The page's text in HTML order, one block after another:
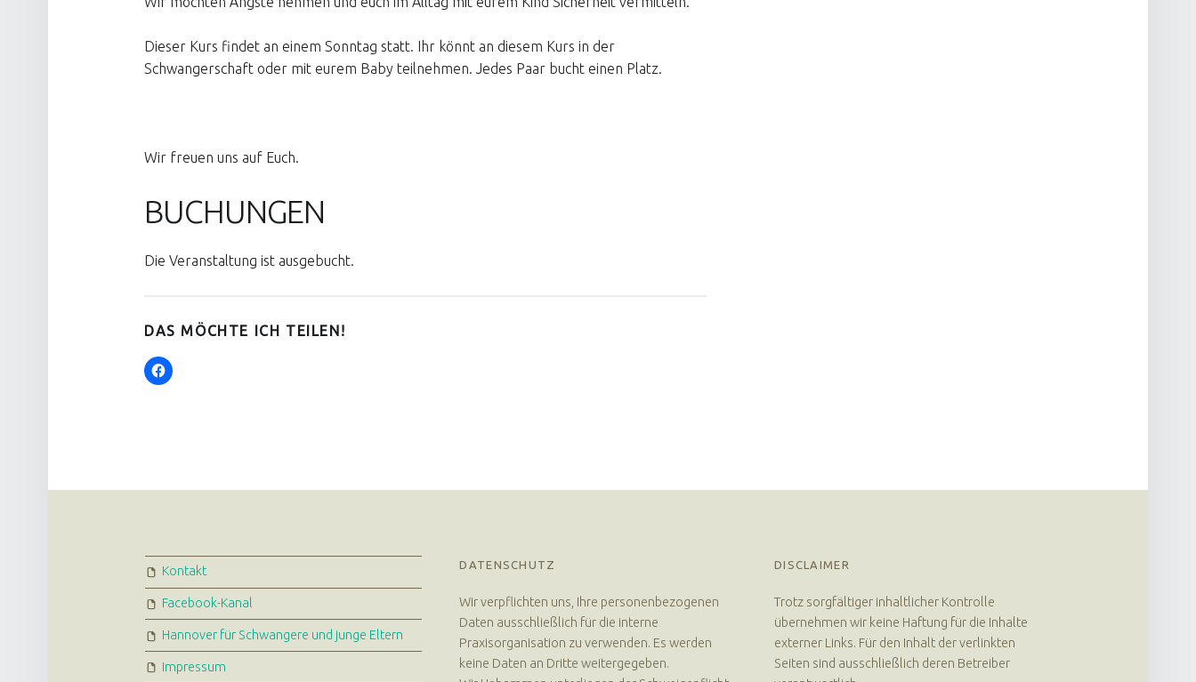
Dieser Kurs findet an einem Sonntag statt. Ihr könnt an diesem Kurs in der
Schwangerschaft oder mit eurem Baby teilnehmen. Jedes Paar bucht einen Platz.
Wir freuen uns auf Euch.
BUCHUNGEN
Die Veranstaltung ist ausgebucht.
DAS MÖCHTE ICH TEILEN!
FOOTER SIDEBAR
Kontakt
Facebook-Kanal
Hannover für Schwangere und junge Eltern
Impressum
DATENSCHUTZ
Wir verpflichten uns, Ihre personenbezogenen
Daten ausschließlich für die interne
Praxisorganisation zu verwenden. Es werden
keine Daten an Dritte weitergegeben.
DISCLAIMER
Trotz sorgfältiger inhaltlicher Kontrolle
übernehmen wir keine Haftung für die Inhalte
externer Links. Für den Inhalt der verlinkten
Seiten sind ausschließlich deren Betreiber